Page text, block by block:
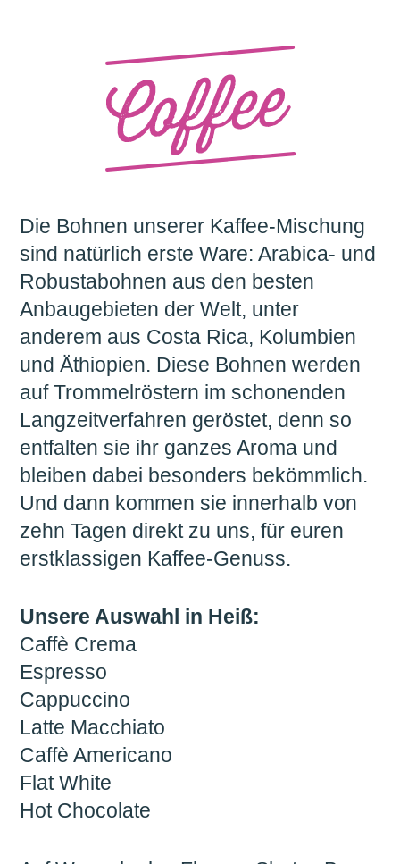
Die Bohnen unserer Kaffee-Mischung
sind natürlich erste Ware: Arabica- und
Robustabohnen aus den besten
Anbaugebieten der Welt, unter
anderem aus Costa Rica, Kolumbien
und Äthiopien. Diese Bohnen werden
auf Trommelröstern im schonenden
Langzeitverfahren geröstet, denn so
entfalten sie ihr ganzes Aroma und
bleiben dabei besonders bekömmlich.
Und dann kommen sie innerhalb von
zehn Tagen direkt zu uns, für euren
erstklassigen Kaffee-Genuss.
Unsere Auswahl in Heiß:
Caffè Crema
Espresso
Cappuccino
Latte Macchiato
Caffè Americano
Flat White
Hot Chocolate